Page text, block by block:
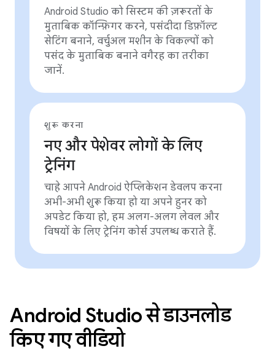
Android Studio को सिस्टम की ज़रूरतों के
मुताबिक कॉन्फ़िगर करने, पसंदीदा डिफ़ॉल्ट
सेटिंग बनाने, वर्चुअल मशीन के विकल्पों को
पसंद के मुताबिक बनाने वगैरह का तरीका
जानें.
शुरू करना
नए और पेशेवर लोगों के लिए
ट्रेनिंग
चाहे आपने Android ऐप्लिकेशन डेवलप करना
अभी-अभी शुरू किया हो या अपने हुनर को
अपडेट किया हो, हम अलग-अलग लेवल और
विषयों के लिए ट्रेनिंग काेर्स उपलब्ध कराते हैं.
Android Studio से डाउनलोड
किए गए वीडियो